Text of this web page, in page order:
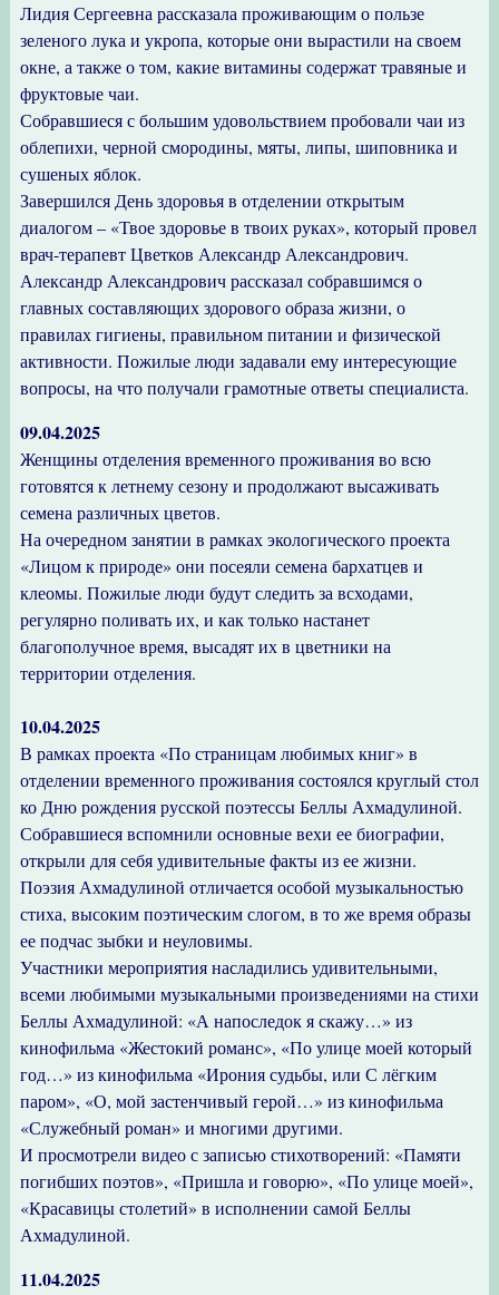
Лидия Сергеевна рассказала проживающим о пользе
зеленого лука и укропа, которые они вырастили на своем
окне, а также о том, какие витамины содержат травяные и
фруктовые чаи.
Собравшиеся с большим удовольствием пробовали чаи из
облепихи, черной смородины, мяты, липы, шиповника и
сушеных яблок.
Завершился День здоровья в отделении открытым
диалогом – «Твое здоровье в твоих руках», который провел
врач-терапевт Цветков Александр Александрович.
Александр Александрович рассказал собравшимся о
главных составляющих здорового образа жизни, о
правилах гигиены, правильном питании и физической
активности. Пожилые люди задавали ему интересующие
вопросы, на что получали грамотные ответы специалиста.
09.04.2025
Женщины отделения временного проживания во всю
готовятся к летнему сезону и продолжают высаживать
семена различных цветов.
На очередном занятии в рамках экологического проекта
«Лицом к природе» они посеяли семена бархатцев и
клеомы. Пожилые люди будут следить за всходами,
регулярно поливать их, и как только настанет
благополучное время, высадят их в цветники на
территории отделения.
10.04.2025
В рамках проекта «По страницам любимых книг» в
отделении временного проживания состоялся круглый стол
ко Дню рождения русской поэтессы Беллы Ахмадулиной.
Собравшиеся вспомнили основные вехи ее биографии,
открыли для себя удивительные факты из ее жизни.
Поэзия Ахмадулиной отличается особой музыкальностью
стиха, высоким поэтическим слогом, в то же время образы
ее подчас зыбки и неуловимы.
Участники мероприятия насладились удивительными,
всеми любимыми музыкальными произведениями на стихи
Беллы Ахмадулиной: «А напоследок я скажу…» из
кинофильма «Жестокий романс», «По улице моей который
год…» из кинофильма «Ирония судьбы, или С лёгким
паром», «О, мой застенчивый герой…» из кинофильма
«Служебный роман» и многими другими.
И просмотрели видео с записью стихотворений: «Памяти
погибших поэтов», «Пришла и говорю», «По улице моей»,
«Красавицы столетий» в исполнении самой Беллы
Ахмадулиной.
11.04.2025